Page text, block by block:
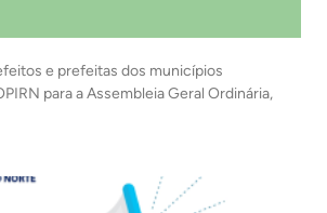
e prefeitas dos municípios
para a Assembleia Geral Ordinária,